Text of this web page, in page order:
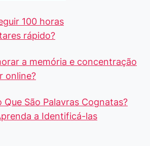
100 horas
rápido?
a memória e concentração
online?
Que São Palavras Cognatas?
a Identificá-las